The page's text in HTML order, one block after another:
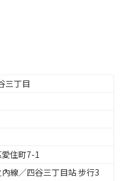
三丁目
住町7-1
線／四谷三丁目站 步行3